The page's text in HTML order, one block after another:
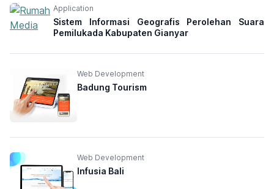
Application
Sistem Informasi Geografis Perolehan Suara
Pemilukada Kabupaten Gianyar
Web Development
Badung Tourism
Web Development
Infusia Bali